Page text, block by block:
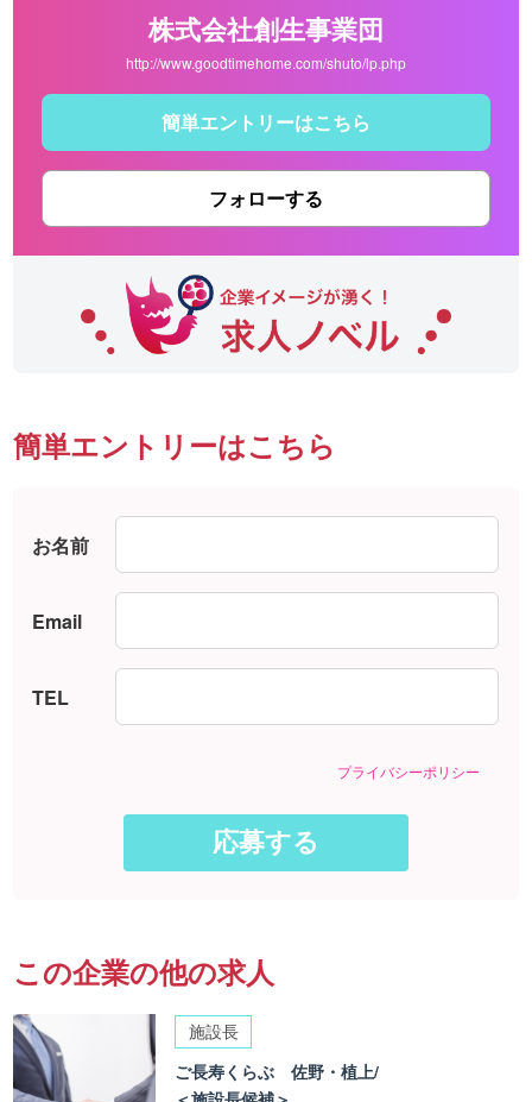
株式会社創生事業団
http://www.goodtimehome.com/shuto/lp.php
簡単エントリーはこちら
フォローする
簡単エントリーはこちら
お名前
Email
TEL
プライバシーポリシー
この企業の他の求人
施設長
ご長寿くらぶ 佐野・植上/